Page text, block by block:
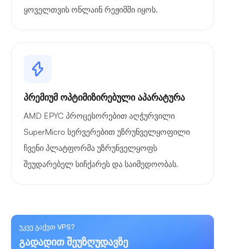
ყოველთვის ონლაინ რეჟიმში იყოს.
პრემიუმ ოპტიმიზირებული აპარატურა
AMD EPYC პროცესორებით აღჭურვილი
SuperMicro სერვერებით უზრუნველყოფილი
ჩვენი პლატფორმა უზრუნველყოფს
შეუდარებელ სიჩქარეს და საიმედოობას.
უკვე გაქვთ VPS?
გადადით შეუზღუდავზე